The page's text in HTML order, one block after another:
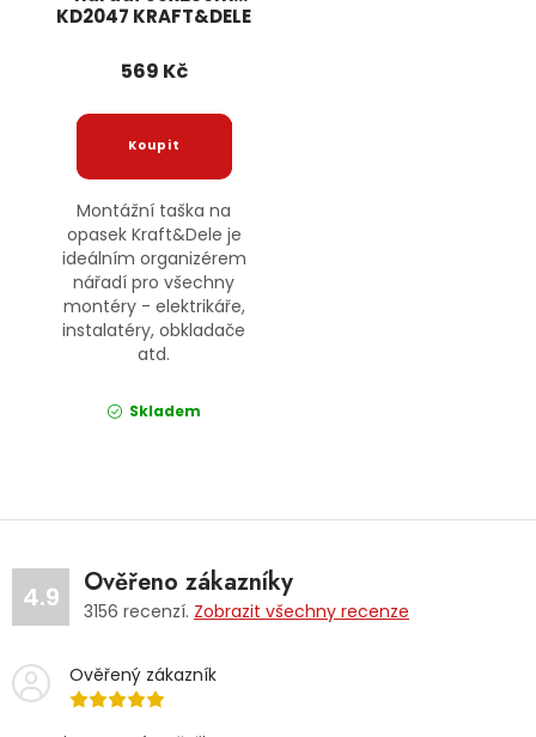
KD2047 KRAFT&DELE
569 Kč
Montážní taška na
opasek Kraft&Dele je
ideálním organizérem
nářadí pro všechny
montéry - elektrikáře,
instalatéry, obkladače
atd.
Skladem
4.9 Ověřeno zákazníky
3156 recenzí. Zobrazit všechny recenze
Ověřený zákazník